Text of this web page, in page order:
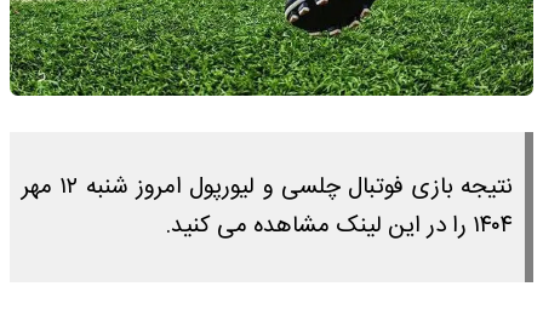
نتیجه بازی فوتبال چلسی و لیورپول امروز شنبه ۱۲ مهر
۱۴۰۴ را در این لینک مشاهده می کنید.